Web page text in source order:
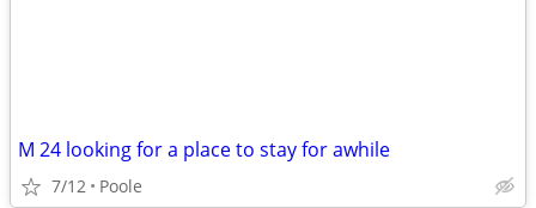
M 24 looking for a place to stay for awhile
7/12 Poole